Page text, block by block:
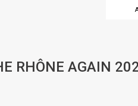
RHÔNE AGAIN